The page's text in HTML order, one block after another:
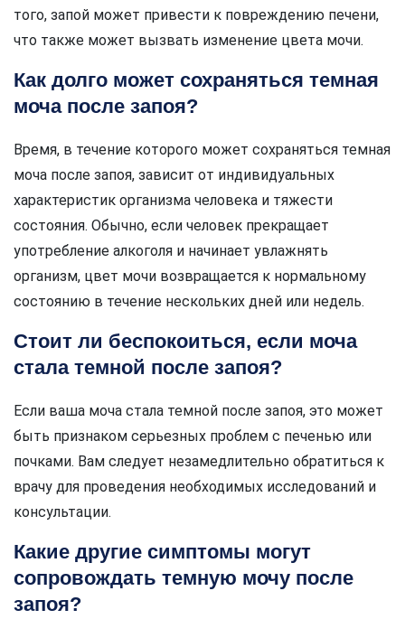
того, запой может привести к повреждению печени,
что также может вызвать изменение цвета мочи.
Как долго может сохраняться темная
моча после запоя?
Время, в течение которого может сохраняться темная
моча после запоя, зависит от индивидуальных
характеристик организма человека и тяжести
состояния. Обычно, если человек прекращает
употребление алкоголя и начинает увлажнять
организм, цвет мочи возвращается к нормальному
состоянию в течение нескольких дней или недель.
Стоит ли беспокоиться, если моча
стала темной после запоя?
Если ваша моча стала темной после запоя, это может
быть признаком серьезных проблем с печенью или
почками. Вам следует незамедлительно обратиться к
врачу для проведения необходимых исследований и
консультации.
Какие другие симптомы могут
сопровождать темную мочу после
запоя?